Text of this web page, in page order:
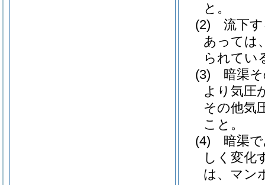
と。
(2)
流下
あっては
られてい
(3)
暗渠
より気圧
その他気
こと。
(4)
暗渠
しく変化
は、マン